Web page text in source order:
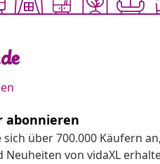
abonnieren
sich über 700.000 Käufern
Neuheiten von vidaXL